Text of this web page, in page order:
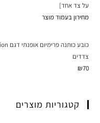
על צד אחד]
מחירון בעמוד מוצר
צדדים
₪70
קטגוריות מוצרים